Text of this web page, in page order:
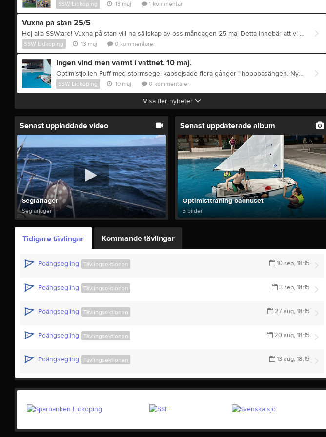
SSW Lidköping 13 maj 1 kommentar
Vuxna på stan 25/5
Hej alla SSW:are! Vuxna på stan vill ha sällskap av oss måndagen 25 maj Detta innebär att vi är med på nattvandring, ca 21 fram till 01-02 Det startar i deras föreningslokal, där vi får låna jackor och information om kvällen. Läs mer om deras förening här: vuxnapastan.n.nu/ För vårt engagemang får föreningen 3000kr, förutsatt att vi blir 6st deltagare För anmälan och eller mer inforamtion kontakta Maritha Apelqvist 0709694215 alt. kontakta oss på mailen info@sswlidkoping.se
SSW Lidköping 13 maj 0 kommentarer
Ingen vind men varmt i vattnet. 10 maj.
Optimistjollen Puff med stormsegel kapsejsade flera gånger i hoppbasängen. Nyttig övning att tippa upp den igen.
SSW Lidköping 10 maj 0 kommentarer
Visa fler nyheter
Senast uppladdade video
Seglarläger
Seglarläger
Senast uppdaterade album
Optimistträning badhuset
5 bilder
Tidigare tävlingar Kommande tävlingar
10 sep, 18:15
Tävlingsektionen
Poängsegling
3 sep, 18:15
Tävlingsektionen
Poängsegling
27 aug, 18:15
Tävlingsektionen
Poängsegling
20 aug, 18:15
Tävlingsektionen
Poängsegling
13 aug, 18:15
Tävlingsektionen
Poängsegling